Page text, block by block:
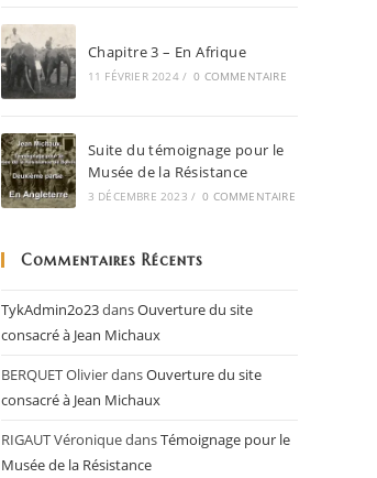
Chapitre 3 – En Afrique
11 FÉVRIER 2024 / 0 COMMENTAIRE
Suite du témoignage pour le
Musée de la Résistance
3 DÉCEMBRE 2023 / 0 COMMENTAIRE
Commentaires Récents
TykAdmin2o23dansOuverture du site
consacré à Jean Michaux
BERQUET OlivierdansOuverture du site
consacré à Jean Michaux
RIGAUT VéroniquedansTémoignage pour le
Musée de la Résistance